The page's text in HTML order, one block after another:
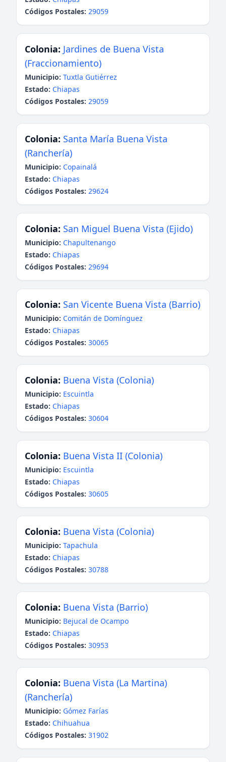
Códigos Postales: 29059
Colonia: Jardines de Buena Vista
(Fraccionamiento)
Municipio: Tuxtla Gutiérrez
Estado: Chiapas
Códigos Postales: 29059
Colonia: Santa María Buena Vista
(Ranchería)
Municipio: Copainalá
Estado: Chiapas
Códigos Postales: 29624
Colonia: San Miguel Buena Vista (Ejido)
Municipio: Chapultenango
Estado: Chiapas
Códigos Postales: 29694
Colonia: San Vicente Buena Vista (Barrio)
Municipio: Comitán de Domínguez
Estado: Chiapas
Códigos Postales: 30065
Colonia: Buena Vista (Colonia)
Municipio: Escuintla
Estado: Chiapas
Códigos Postales: 30604
Colonia: Buena Vista II (Colonia)
Municipio: Escuintla
Estado: Chiapas
Códigos Postales: 30605
Colonia: Buena Vista (Colonia)
Municipio: Tapachula
Estado: Chiapas
Códigos Postales: 30788
Colonia: Buena Vista (Barrio)
Municipio: Bejucal de Ocampo
Estado: Chiapas
Códigos Postales: 30953
Colonia: Buena Vista (La Martina)
(Ranchería)
Municipio: Gómez Farías
Estado: Chihuahua
Códigos Postales: 31902